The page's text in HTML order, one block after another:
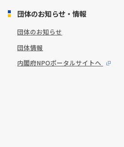
団体のお知らせ・情報
団体のお知らせ
団体情報
内閣府NPOポータルサイトへ